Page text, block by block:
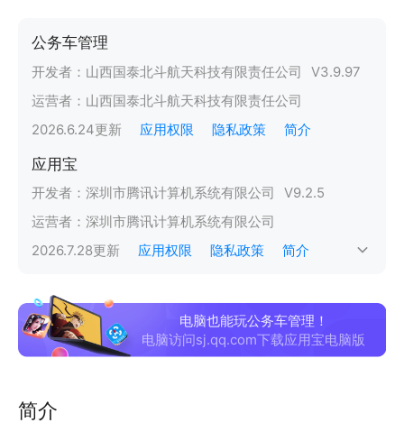
公务车管理
开发者： 山西国泰北斗航天科技有限责任公司 V3.9.97
运营者： 山西国泰北斗航天科技有限责任公司
2026.6.24更新 应用权限 隐私政策 简介
应用宝
开发者： 深圳市腾讯计算机系统有限公司 V9.2.5
运营者： 深圳市腾讯计算机系统有限公司
2026.7.28更新 应用权限 隐私政策 简介
电脑也能玩公务车管理！
电脑访问sj.qq.com下载应用宝电脑版
简介